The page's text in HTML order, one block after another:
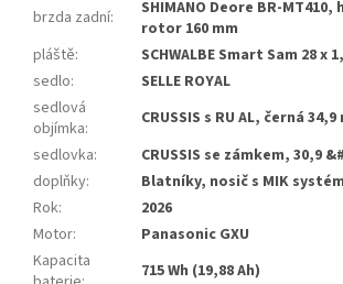
brzda zadní:
SHIMANO Deore BR-
rotor 160 mm
pláště:
SCHWALBE Smart Sam 28 x
sedlo:
SELLE ROYAL
sedlová
objímka:
CRUSSIS s RU AL, černá 34,9
sedlovka:
CRUSSIS se zámkem, 30,9
doplňky:
Blatníky, nosič s MIK
Rok:
2026
Motor:
Panasonic GXU
Kapacita
715 Wh (19,88 Ah)